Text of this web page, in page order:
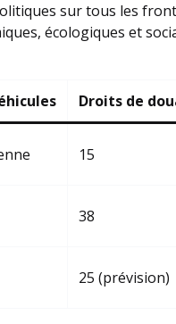
sur tous les
écologiques et
Droits de
15
38
25 (prévision)